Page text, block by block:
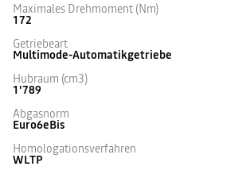
Maximales Drehmoment (Nm)
172
Getriebeart
Multimode-Automatikgetriebe
Hubraum (cm3)
1'789
Abgasnorm
Euro6eBis
Homologationsverfahren
WLTP